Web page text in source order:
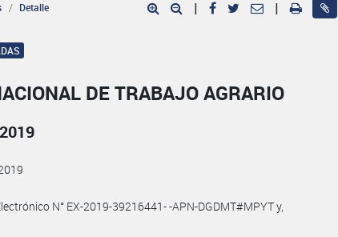
Detalle | |
DE TRABAJO AGRARIO
N° EX-2019-39216441- -APN-DGDMT#MPYT y,